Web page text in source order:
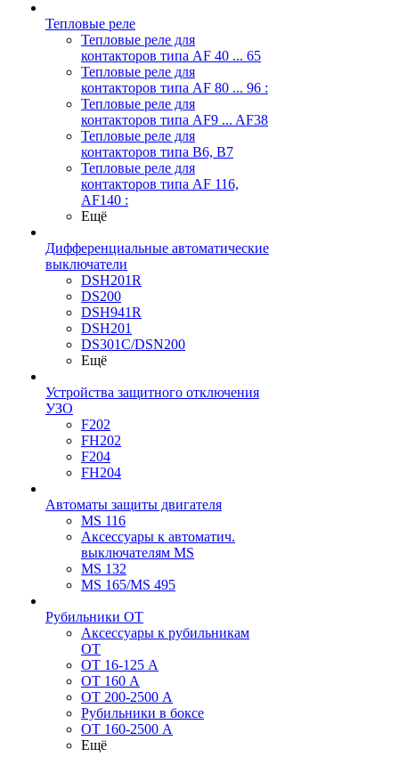
Тепловые реле
Тепловые реле для
контакторов типа AF 40 ... 65
Тепловые реле для
контакторов типа AF 80 ... 96 :
Тепловые реле для
контакторов типа AF9 ... AF38
Тепловые реле для
контакторов типа В6, В7
Тепловые реле для
контакторов типа AF 116,
AF140 :
Ещё
Дифференциальные автоматические
выключатели
DSH201R
DS200
DSH941R
DSH201
DS301C/DSN200
Ещё
Устройства защитного отключения
УЗО
F202
FH202
F204
FH204
Автоматы защиты двигателя
MS 116
Аксессуары к автоматич.
выключателям MS
MS 132
MS 165/MS 495
Рубильники ОТ
Аксессуары к рубильникам
OT
OT 16-125 А
OT 160 А
OT 200-2500 А
Рубильники в боксе
OT 160-2500 А
Ещё